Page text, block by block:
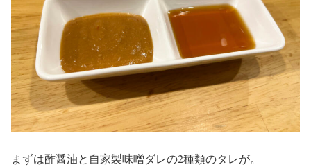
まずは酢醤油と自家製味噌ダレの2種類のタレが。